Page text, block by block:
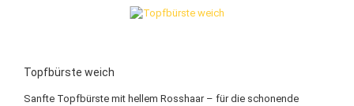
Topfbürste weich
Sanfte Topfbürste mit hellem Rosshaar – für die schonende